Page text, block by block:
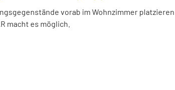
vorab im Wohnzimmer
macht es möglich.